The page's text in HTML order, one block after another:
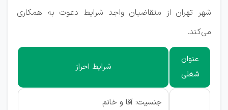
شهر تهران از متقاضیان واجد شرایط دعوت به همکاری
می‌کند.
عنوان
شغلی
شرایط احراز
جنسیت: آقا و خانم